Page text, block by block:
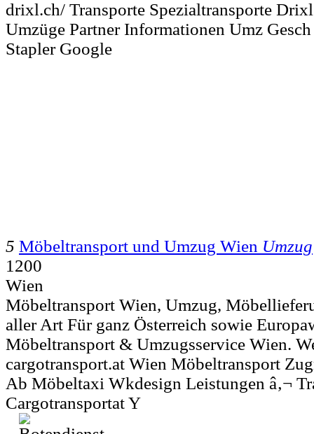
drixl.ch/ Transporte Spezialtransporte
Umzüge Partner Informationen Umz
Stapler Google
5 Möbeltransport und Umzug Wien Umzug
1200
Wien
Möbeltransport Wien, Umzug,
aller Art Für ganz Österreich sowie
Möbeltransport & Umzugsservice Wien.
cargotransport.at Wien Möbeltransport
Ab Möbeltaxi Wkdesign Leistungen â‚¬
Cargotransportat Y